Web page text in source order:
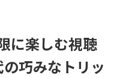
に楽しむ視聴
巧みなトリッ